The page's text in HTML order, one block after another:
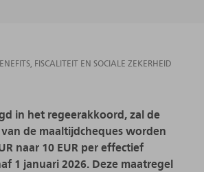
FISCALITEIT EN SOCIALE ZEKERHEID
in het regeerakkoord, zal de
de maaltijdcheques worden
naar 10 EUR per effectief
1 januari 2026. Deze maatregel